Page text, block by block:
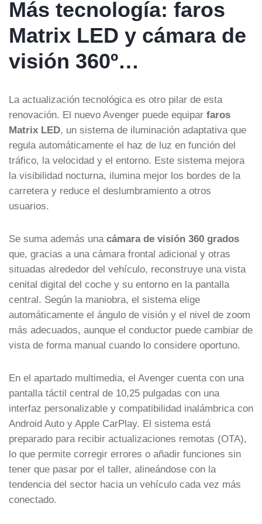
Más tecnología: faros
Matrix LED y cámara de
visión 360º…
La actualización tecnológica es otro pilar de esta
renovación. El nuevo Avenger puede equipar faros
Matrix LED, un sistema de iluminación adaptativa que
regula automáticamente el haz de luz en función del
tráfico, la velocidad y el entorno. Este sistema mejora
la visibilidad nocturna, ilumina mejor los bordes de la
carretera y reduce el deslumbramiento a otros
usuarios.
Se suma además una cámara de visión 360 grados
que, gracias a una cámara frontal adicional y otras
situadas alrededor del vehículo, reconstruye una vista
cenital digital del coche y su entorno en la pantalla
central. Según la maniobra, el sistema elige
automáticamente el ángulo de visión y el nivel de zoom
más adecuados, aunque el conductor puede cambiar de
vista de forma manual cuando lo considere oportuno.
En el apartado multimedia, el Avenger cuenta con una
pantalla táctil central de 10,25 pulgadas con una
interfaz personalizable y compatibilidad inalámbrica con
Android Auto y Apple CarPlay. El sistema está
preparado para recibir actualizaciones remotas (OTA),
lo que permite corregir errores o añadir funciones sin
tener que pasar por el taller, alineándose con la
tendencia del sector hacia un vehículo cada vez más
conectado.